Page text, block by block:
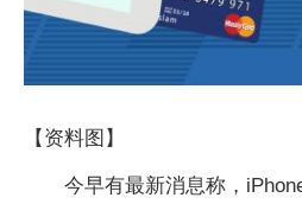
【资料图】
今早有最新消息称，